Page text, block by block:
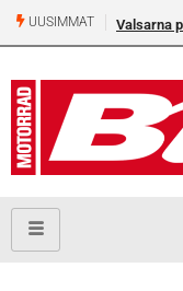
UUSIMMAT Valsarna